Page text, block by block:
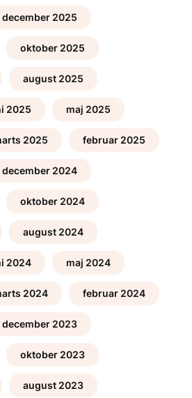
december 2025
oktober 2025
august 2025
2025 maj 2025
2025 februar 2025
december 2024
oktober 2024
august 2024
2024 maj 2024
2024 februar 2024
december 2023
oktober 2023
august 2023